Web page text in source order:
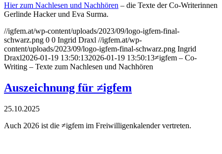
Hier zum Nachlesen und Nachhören – die Texte der Co-Writerinnen
Gerlinde Hacker und Eva Surma.
//igfem.at/wp-content/uploads/2023/09/logo-igfem-final-
schwarz.png 0 0 Ingrid Draxl //igfem.at/wp-
content/uploads/2023/09/logo-igfem-final-schwarz.png Ingrid
Draxl2026-01-19 13:50:132026-01-19 13:50:13≠igfem – Co-
Writing – Texte zum Nachlesen und Nachhören
Auszeichnung für ≠igfem
25.10.2025
Auch 2026 ist die ≠igfem im Freiwilligenkalender vertreten.